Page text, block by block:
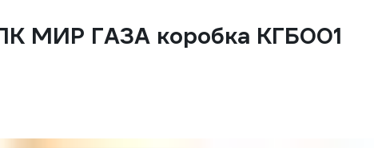
МИР ГАЗА коробка КГБ001